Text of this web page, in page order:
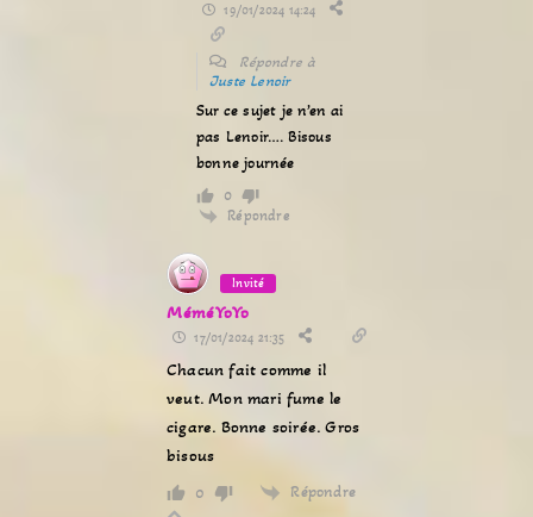
19/01/2024 14:24
Répondre à
Juste Lenoir
Sur ce sujet je n’en ai
pas Lenoir…. Bisous
bonne journée
0
Répondre
Invité
MéméYoYo
17/01/2024 21:35
Chacun fait comme il
veut. Mon mari fume le
cigare. Bonne soirée. Gros
bisous
0 Répondre